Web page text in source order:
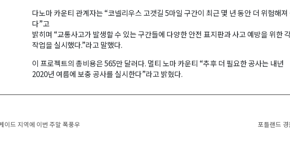
다노마 카운티 관계자는 “코넬리우스 고갯길 5마일 구간이 최근 몇 년 동안 더 위험해
다”고
밝히며 “교통사고가 발생할 수 있는 구간들에 다양한 안전 표지판과 사고 예방을 위한
작업을 실시했다.”라고 말했다.
이 프로젝트의 총비용은 565만 달러다. 멀티 노마 카운티 “추후 더 필요한 공사는 내년
2020년 여름에 보충 공사를 실시한다”라고 밝혔다.
이드 지역에 이번 주말 폭풍우 포틀랜드